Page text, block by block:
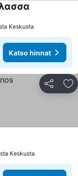
Keskusta
Katso hinnat
Jaa
Keskusta